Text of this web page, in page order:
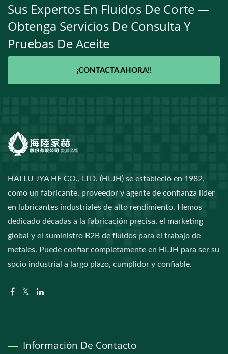
Sus Expertos En Fluidos De Corte —
Obtenga Servicios De Consulta Y
Pruebas De Aceite
¡CONTACTA AHORA!!
HAI LU JYA HE CO., LTD. (HLJH) se estableció en 1982,
como un fabricante, proveedor y agente de confianza líder
en lubricantes industriales de alto rendimiento. Hemos
dedicado décadas a la fabricación precisa, el marketing
global y el suministro B2B de fluidos para el trabajo de
metales. Puede confiar completamente en HLJH para ser su
socio industrial a largo plazo, cumplidor y confiable.
Información De Contacto